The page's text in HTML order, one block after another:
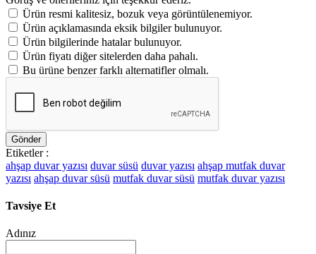
Ürün resmi kalitesiz, bozuk veya görüntülenemiyor.
Ürün açıklamasında eksik bilgiler bulunuyor.
Ürün bilgilerinde hatalar bulunuyor.
Ürün fiyatı diğer sitelerden daha pahalı.
Bu ürüne benzer farklı alternatifler olmalı.
Gönder
Etiketler :
ahşap duvar yazısı duvar süsü duvar yazısı ahşap mutfak duvar
yazısı ahşap duvar süsü mutfak duvar süsü mutfak duvar yazısı
Tavsiye Et
Adınız